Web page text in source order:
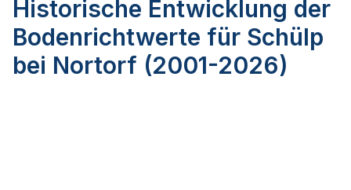
Historische Entwicklung der
Bodenrichtwerte für Schülp
bei Nortorf (2001-2026)